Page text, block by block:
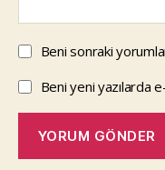
Beni sonraki
Beni yeni yazılarda